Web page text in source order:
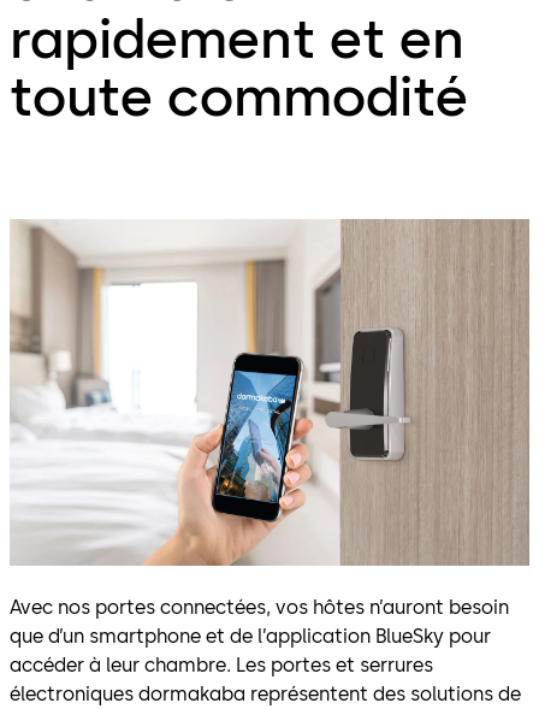
rapidement et en
toute commodité
Avec nos portes connectées, vos hôtes n’auront besoin
que d’un smartphone et de l’application BlueSky pour
accéder à leur chambre. Les portes et serrures
électroniques dormakaba représentent des solutions de